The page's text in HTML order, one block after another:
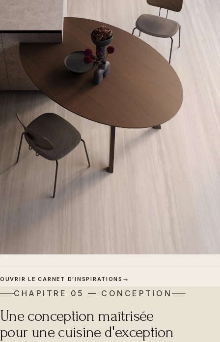
OUVRIR LE CARNET D'INSPIRATIONS →
CHAPITRE 05 — CONCEPTION
Une conception maîtrisée
pour une cuisine d'exception